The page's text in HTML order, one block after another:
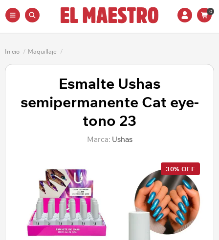
0
Inicio / Maquillaje /
Esmalte Ushas
semipermanente Cat eye-
tono 23
Marca: Ushas
30% OFF